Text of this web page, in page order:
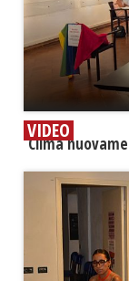
VIDEO
​Clima